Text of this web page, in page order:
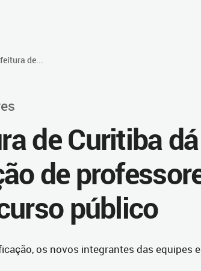
de...
de Curitiba
de
público
os novos integrantes das equipes